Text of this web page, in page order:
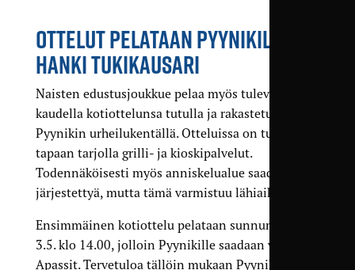
OTTELUT PELATAAN PYYNIKILLÄ –
HANKI TUKIKAUSARI
Naisten edustusjoukkue pelaa myös tulevalla
kaudella kotiottelunsa tutulla ja rakastetulla
Pyynikin urheilukentällä. Otteluissa on tuttuun
tapaan tarjolla grilli- ja kioskipalvelut.
Todennäköisesti myös anniskelualue saadaan
järjestettyä, mutta tämä varmistuu lähiaikoina.
Ensimmäinen kotiottelu pelataan sunnuntaina
3.5. klo 14.00, jolloin Pyynikille saadaan vieraaksi
Apassit. Tervetuloa tällöin mukaan Pyynikin